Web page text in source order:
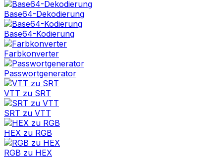
Base64-Dekodierung
Base64-Kodierung
Farbkonverter
Passwortgenerator
VTT zu SRT
SRT zu VTT
HEX zu RGB
RGB zu HEX